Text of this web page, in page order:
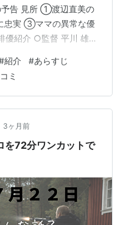
予告 見所 ①渡辺直美の
忠実 ③ママの異常な優
優紹介 ○監督 平川 雄一
ジャンル アクショ
５９分 監督 平川 雄一
じ 自然豊かな場所に建
ハウス』。そこでは血
イザベラ…
紹介 #あらすじ
ミ
3ヶ月前
を72分ワンカットで